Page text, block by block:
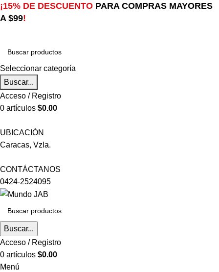
¡15% DE DESCUENTO PARA COMPRAS MAYORES
A $99!
Seleccionar categoría
Buscar...
Acceso / Registro
0 artículos $0.00
UBICACIÓN
Caracas, Vzla.
CONTÁCTANOS
0424-2524095
Buscar...
Acceso / Registro
0 artículos $0.00
Menú